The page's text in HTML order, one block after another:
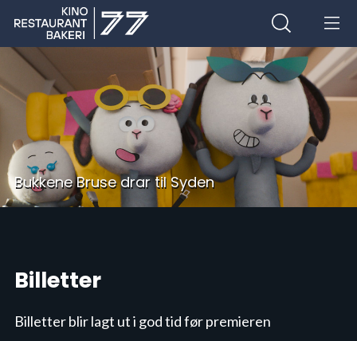
Bukkene Bruse drar til Syden
Billetter
Billetter blir lagt ut i god tid før premieren